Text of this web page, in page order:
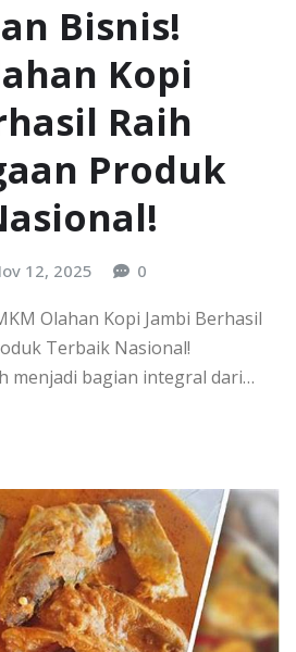
Bisnis!
Kopi
Raih
Produk
12, 2025 0
Olahan Kopi Jambi Berhasil
Terbaik Nasional!
menjadi bagian integral dari…